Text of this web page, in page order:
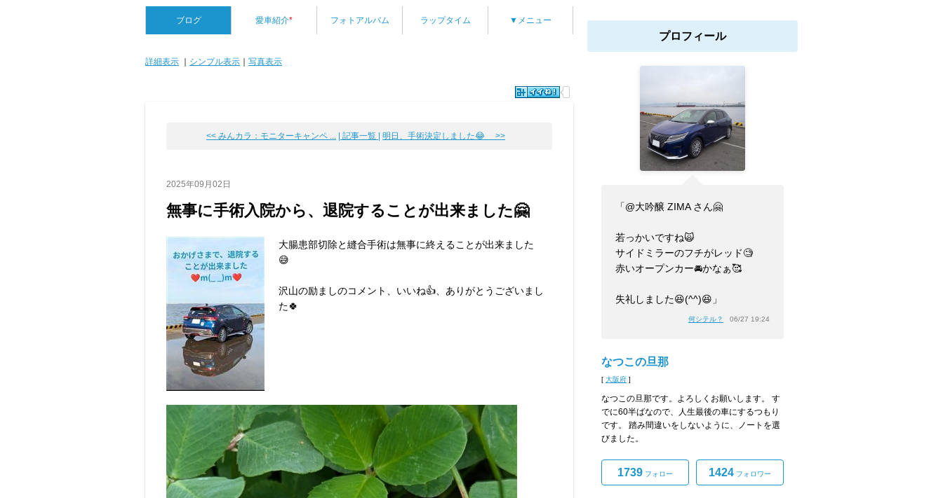
ブログ 愛車紹介* フォトアルバム ラップタイム ▼メニュー
詳細表示 シンプル表示 写真表示
<< みんカラ：モニターキャンペ ... | 記事一覧 | 明日、手術決定しました😂 >>
2025年09月02日
無事に手術入院から、退院することが出来ました🤗
大腸患部切除と縫合手術は無事に終えることが出来ました
😅
沢山の励ましのコメント、いいね👍️、ありがとうございまし
た🍀
プロフィール
「@大吟醸 ZIMA さん🤗
若っかいですね🙀
サイドミラーのフチがレッド🧐
赤いオープンカー🚘かなぁ🥰
失礼しました😆(⁠^⁠^⁠)😆」
何シテル？ 06/27 19:24
なつこの旦那
[ 大阪府 ]
なつこの旦那です。よろしくお願いします。 す
でに60半ばなので、人生最後の車にするつもり
です。 踏み間違いをしないように、ノートを選
びました。
1739 フォロー 1424 フォロワー